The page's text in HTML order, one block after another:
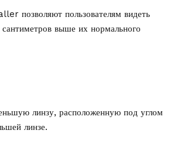
позволяют пользователям видеть
выше их нормального
линзу, расположенную под углом
линзе.